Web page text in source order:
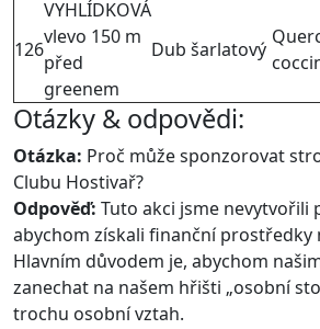
126
VYHLÍDKOVÁ
vlevo 150 m
před
greenem
Dub šarlatový
Otázky & odpovědi:
Otázka: Proč může sponzorovat
Clubu Hostivař?
Odpověď: Tuto akci jsme nevytvořili
abychom získali finanční prostředky
Hlavním důvodem je, abychom
zanechat na našem hřišti „osobní
trochu osobní vztah.